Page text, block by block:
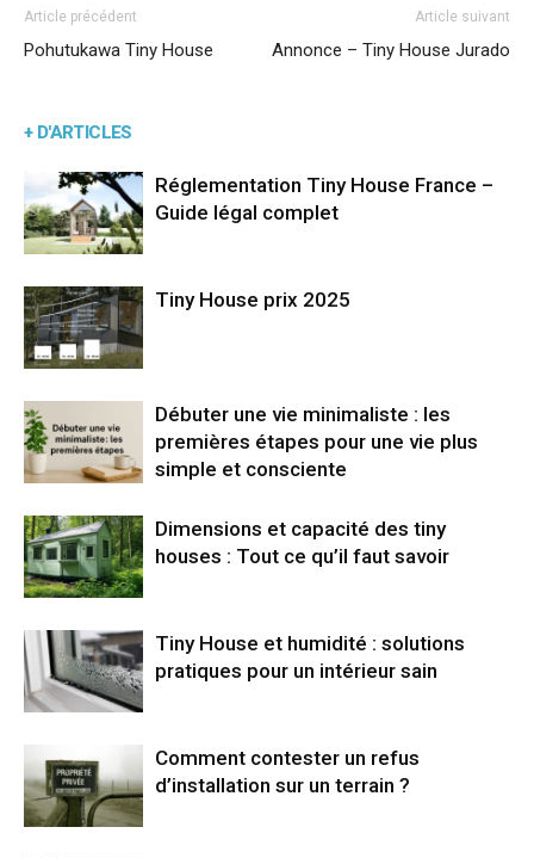
Article précédent
Pohutukawa Tiny House
Article suivant
Annonce – Tiny House Jurado
+ D'ARTICLES
Réglementation Tiny House France –
Guide légal complet
Tiny House prix 2025
Débuter une vie minimaliste : les
premières étapes pour une vie plus
simple et consciente
Dimensions et capacité des tiny
houses : Tout ce qu’il faut savoir
Tiny House et humidité : solutions
pratiques pour un intérieur sain
Comment contester un refus
d’installation sur un terrain ?